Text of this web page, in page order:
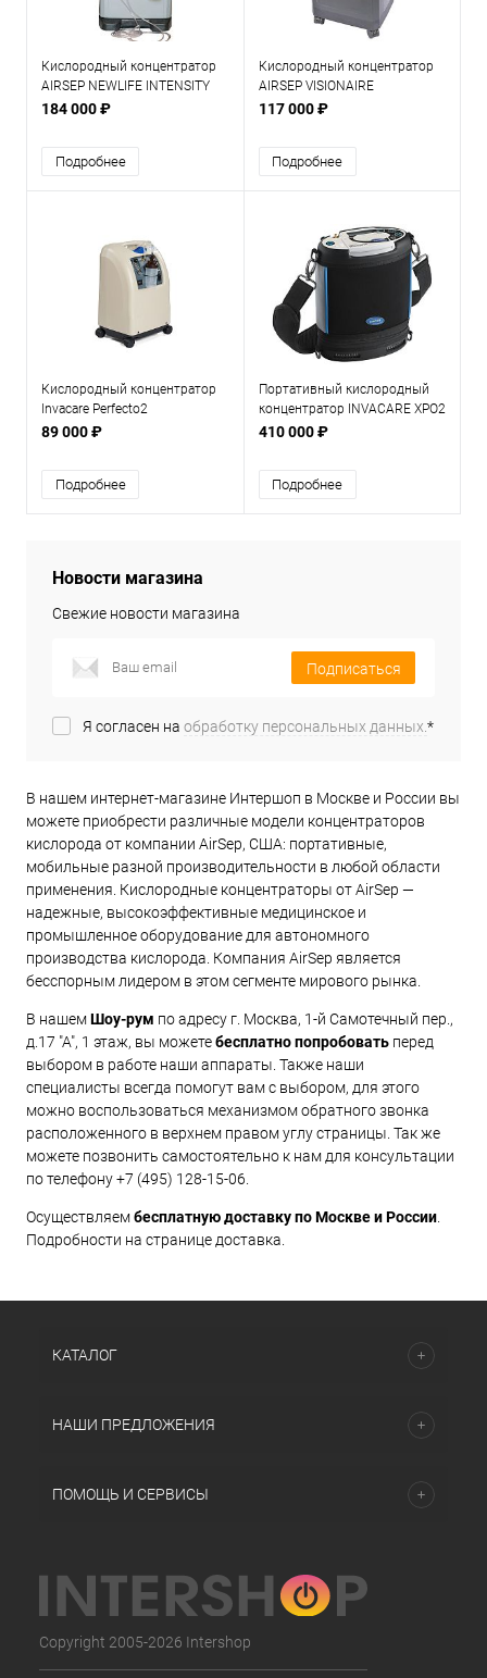
Кислородный концентратор
AIRSEP NEWLIFE INTENSITY
SINGL
184 000 ₽
Подробнее
Кислородный концентратор
AIRSEP VISIONAIRE
117 000 ₽
Подробнее
Кислородный концентратор
Invacare Perfecto2
89 000 ₽
Подробнее
Портативный кислородный
концентратор INVACARE XPO2
NEW
410 000 ₽
Подробнее
Новости магазина
Свежие новости магазина
Подписаться
Я согласен на обработку персональных данных.*
В нашем интернет-магазине Интершоп в Москве и России вы
можете приобрести различные модели концентраторов
кислорода от компании AirSep, США: портативные,
мобильные разной производительности в любой области
применения. Кислородные концентраторы от AirSep —
надежные, высокоэффективные медицинское и
промышленное оборудование для автономного
производства кислорода. Компания AirSep является
бесспорным лидером в этом сегменте мирового рынка.
В нашемШоу-рум по адресу г. Москва, 1-й Самотечный пер.,
д.17 "А", 1 этаж, вы можетебесплатно попробовать перед
выбором в работе наши аппараты. Также наши
специалисты всегда помогут вам с выбором, для этого
можно воспользоваться механизмом обратного звонка
расположенного в верхнем правом углу страницы. Так же
можете позвонить самостоятельно к нам для консультации
по телефону +7 (495) 128-15-06.
Осуществляембесплатную доставку по Москве и России
Подробности на странице доставка.
КАТАЛОГ
НАШИ ПРЕДЛОЖЕНИЯ
ПОМОЩЬ И СЕРВИСЫ
Copyright 2005-2026 Intershop